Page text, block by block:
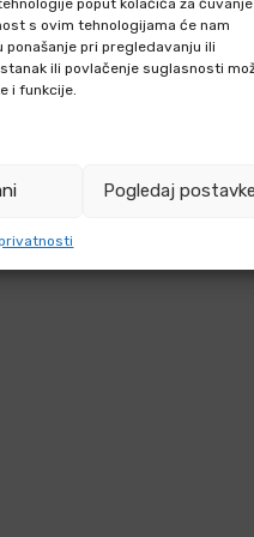
s ovim tehnologijama će nam
pri pregledavanju ili
ili povlačenje suglasnosti
i funkcije.
Pogledaj